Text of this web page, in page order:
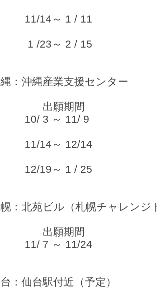
～ 1 / 11 １月
～ 2 / 15 ２月２
沖縄産業支援センター
期間
～ 11/ 9 １１月
～ 12/14 １２月
～ 1 / 25 ２月
北苑ビル（札幌チャレンジ
期間
～ 11/24 １２月
仙台駅付近（予定）